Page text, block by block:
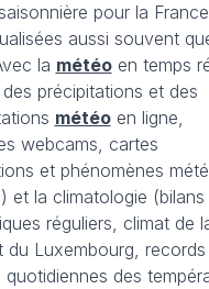
pour la
aussi souvent
la météoen temps
précipitations et des
météoen ligne,
webcams, cartes
et phénomènes
et la climatologie (bilans
réguliers, climat de
du Luxembourg,
des